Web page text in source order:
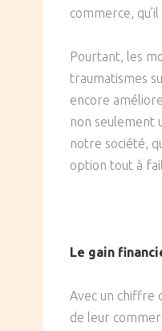
commerce,
Pourtant, les
traumatismes
encore
non seulement
notre société,
option tout à
Le gain
Avec un chiffre
de leur